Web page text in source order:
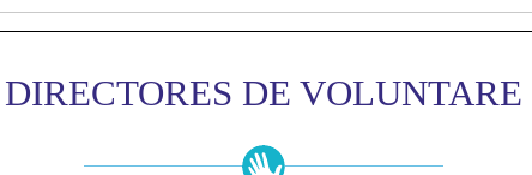
DIRECTORES DE VOLUNTARE